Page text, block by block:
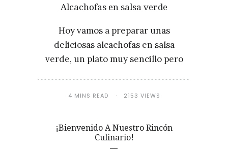
Alcachofas en salsa verde
Hoy vamos a preparar unas
deliciosas alcachofas en salsa
verde, un plato muy sencillo pero
4 MINS READ 2153 VIEWS
¡Bienvenido A Nuestro Rincón
Culinario!